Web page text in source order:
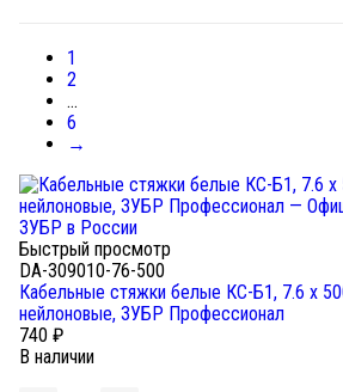
1
2
...
6
→
Быстрый просмотр
DA-309010-76-500
Кабельные стяжки белые КС-Б1, 7.6 x
нейлоновые, ЗУБР Профессионал
740 ₽
В наличии